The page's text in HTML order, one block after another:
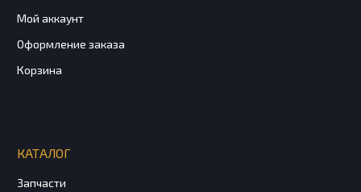
Мой аккаунт
Оформление заказа
Корзина
КАТАЛОГ
Запчасти